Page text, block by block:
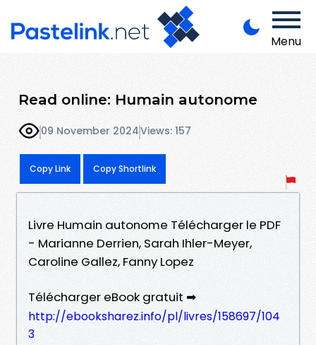
Menu
Read online: Humain autonome
09 November 2024Views: 157
Copy Link Copy Shortlink
Livre Humain autonome Télécharger le PDF
- Marianne Derrien, Sarah Ihler-Meyer,
Caroline Gallez, Fanny Lopez
Télécharger eBook gratuit ➡
http://ebooksharez.info/pl/livres/158697/104
3